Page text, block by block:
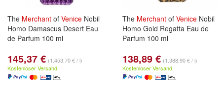
The Merchant of Venice Nobil
Homo Damascus Desert Eau
de Parfum 100 ml
145,37 € (1.453,70 € / l)
Kostenloser Versand
The Merchant of Venice Nobil
Homo Gold Regatta Eau de
Parfum 100 ml
138,89 € (1.388,90 € / l)
Kostenloser Versand